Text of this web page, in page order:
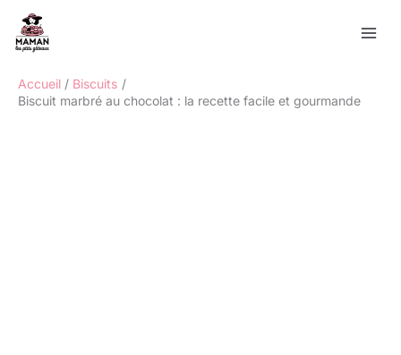
contenu
Accueil
Biscuits
Biscuit marbré au chocolat : la recette facile et gourmande
Rechercher